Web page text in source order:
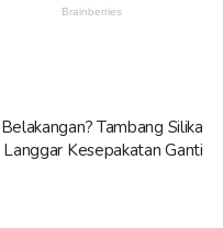
Tambang Silika
Kesepakatan Ganti